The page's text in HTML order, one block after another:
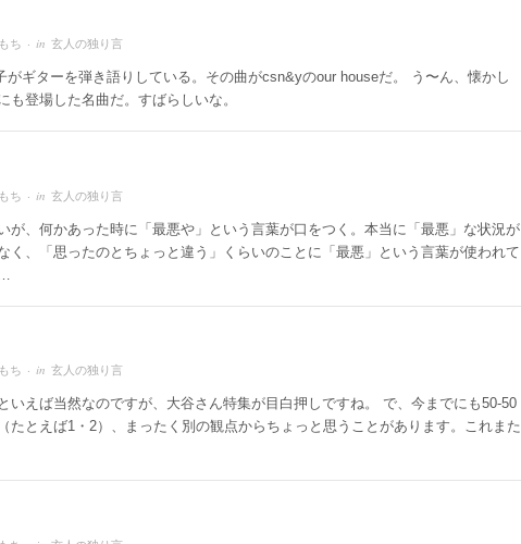
ち · in 玄人の独り言
がギターを弾き語りしている。その曲がcsn&yのour houseだ。 う〜ん、懐かし
も登場した名曲だ。すばらしいな。
ち · in 玄人の独り言
が、何かあった時に「最悪や」という言葉が口をつく。本当に「最悪」な状況が
く、「思ったのとちょっと違う」くらいのことに「最悪」という言葉が使われて
ち · in 玄人の独り言
いえば当然なのですが、大谷さん特集が目白押しですね。 で、今までにも50-50
たとえば1・2）、まったく別の観点からちょっと思うことがあります。これまた